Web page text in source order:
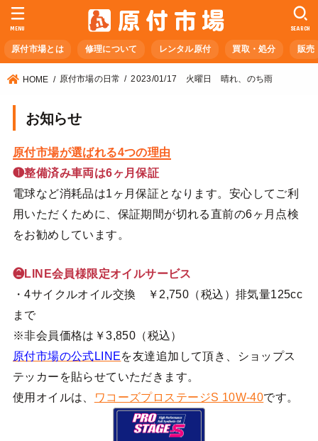
原付市場とは 修理について レンタル原付 買取・処分 販売
SEARCH
MENU
HOME 原付市場の日常 2023/01/17 火曜日 晴れ、のち雨
お知らせ
原付市場が選ばれる4つの理由
❶整備済み車両は6ヶ月保証
電球など消耗品は1ヶ月保証となります。安心してご利
用いただくために、保証期間が切れる直前の6ヶ月点検
をお勧めしています。
❷LINE会員様限定オイルサービス
・4サイクルオイル交換 ￥2,750（税込）排気量125cc
まで
※非会員価格は￥3,850（税込）
原付市場の公式LINEを友達追加して頂き、ショップス
テッカーを貼らせていただきます。
使用オイルは、
ワコーズプロステージS 10W-40です。